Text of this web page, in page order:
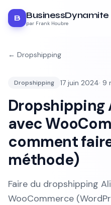
B BusinessDynamite
par Frank Houbre
← Dropshipping
Dropshipping 17 juin 2024· 9
Dropshipping
avec
comment
méthode)
Faire du dropshipping
WooCommerce